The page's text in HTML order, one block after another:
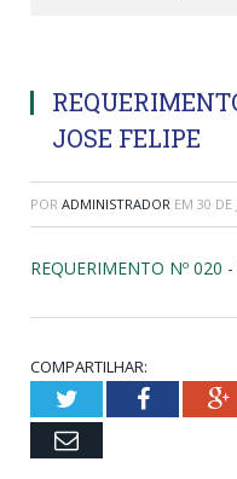
JOSE FELIPE
POR ADMINISTRADOR EM 30 DE
REQUERIMENTO Nº 020 -
COMPARTILHAR:
TwitterFacebook
Email